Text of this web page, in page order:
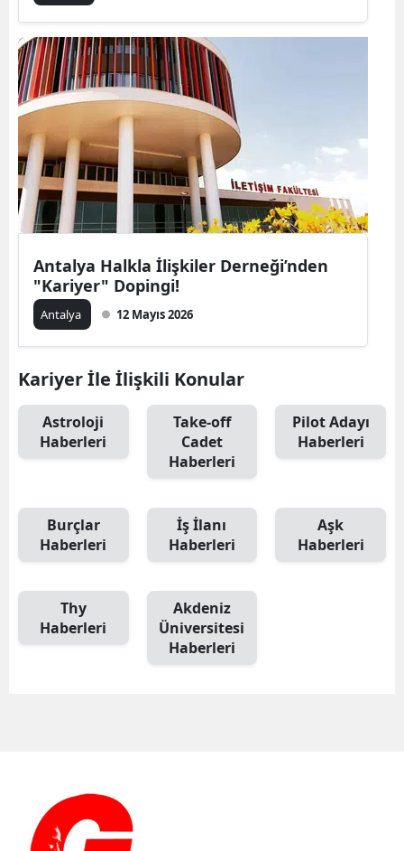
Antalya Halkla İlişkiler Derneği’nden
"Kariyer" Dopingi!
Antalya 12 Mayıs 2026
Kariyer İle İlişkili Konular
Astroloji
Haberleri
Take-off
Cadet
Haberleri
Pilot Adayı
Haberleri
Burçlar
Haberleri
İş İlanı
Haberleri
Aşk
Haberleri
Thy
Haberleri
Akdeniz
Üniversitesi
Haberleri